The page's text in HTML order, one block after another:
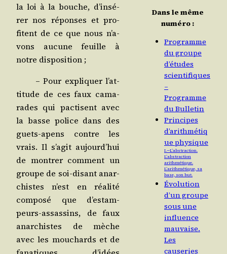
la loi à la bouche, d’in­sé­
rer nos réponses et pro­
fitent de ce que nous n’a­
vons aucune feuille à
notre disposition ;
– Pour expli­quer l’at­
ti­tude de ces faux cama­
rades qui pac­tisent avec
la basse police dans des
guets-apens contre les
vrais. Il s’a­git aujourd’­hui
de mon­trer com­ment un
groupe de soi-disant anar­
chistes n’est en réa­li­té
com­po­sé que d’es­tam­
peurs-assas­sins, de faux
anar­chistes de mèche
avec les mou­chards et de
Dans le même
numéro :
Programme
du groupe
d’études
scientifiques
–
Programme
du Bulletin
Principes
d’arithmétiq
ue physique
I. — L’abstraction.
L’abstraction
arithmétique.
L’arithmétique, sa
base, son but.
Évolution
d’un groupe
sous une
influence
mauvaise.
Les
causeries